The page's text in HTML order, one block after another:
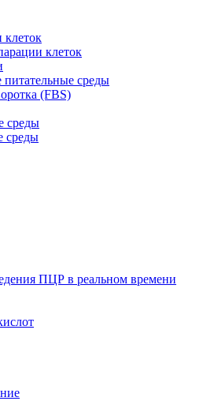
клеток
клеток
среды
(FBS)
среды
среды
ПЦР в реальном времени